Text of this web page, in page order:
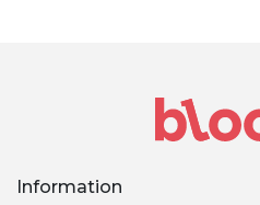
Information